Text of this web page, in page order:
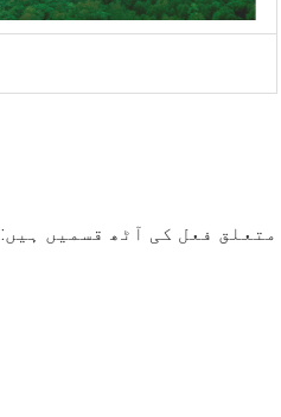
متعلق فعل کی آٹھ قسمیں ہیں: